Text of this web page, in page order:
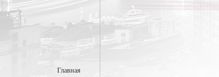
Главная